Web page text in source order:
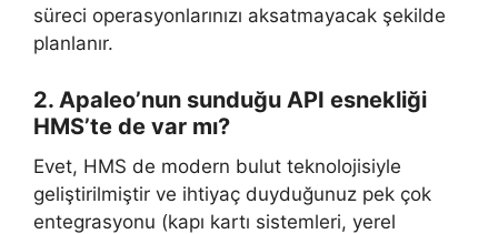
süreci operasyonlarınızı aksatmayacak şekilde
planlanır.
2. Apaleo’nun sunduğu API esnekliği
HMS’te de var mı?
Evet, HMS de modern bulut teknolojisiyle
geliştirilmiştir ve ihtiyaç duyduğunuz pek çok
entegrasyonu (kapı kartı sistemleri, yerel